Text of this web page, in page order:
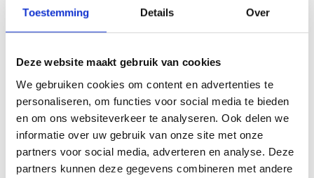
Toestemming Details Over
Deze website maakt gebruik van cookies
We gebruiken cookies om content en advertenties te
personaliseren, om functies voor social media te bieden
en om ons websiteverkeer te analyseren. Ook delen we
informatie over uw gebruik van onze site met onze
partners voor social media, adverteren en analyse. Deze
partners kunnen deze gegevens combineren met andere
leuk cadeau om uit te reiken. We kunnen de beker
aluminium plaatje.Op de beker zelf kunnen we een door
tweehonderd standaard afbeeldingen zijn, maar ook een
eigen logo of afbeelding. Deze kun je uploaden via het
menu